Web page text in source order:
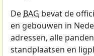
De BAG bevat de
en gebouwen in
adressen, alle
standplaatsen en